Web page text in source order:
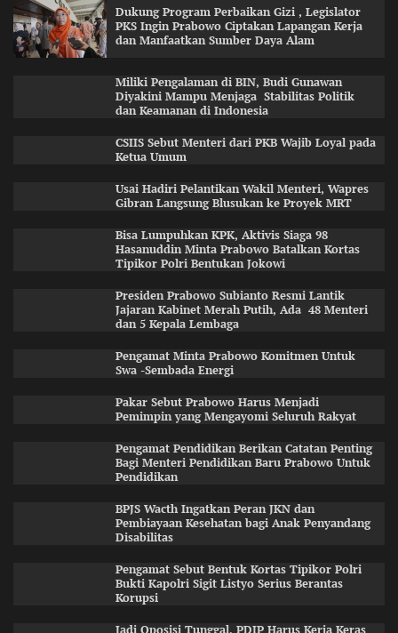
Dukung Program Perbaikan Gizi , Legislator
PKS Ingin Prabowo Ciptakan Lapangan Kerja
dan Manfaatkan Sumber Daya Alam
Miliki Pengalaman di BIN, Budi Gunawan
Diyakini Mampu Menjaga Stabilitas Politik
dan Keamanan di Indonesia
CSIIS Sebut Menteri dari PKB Wajib Loyal pada
Ketua Umum
Usai Hadiri Pelantikan Wakil Menteri, Wapres
Gibran Langsung Blusukan ke Proyek MRT
Bisa Lumpuhkan KPK, Aktivis Siaga 98
Hasanuddin Minta Prabowo Batalkan Kortas
Tipikor Polri Bentukan Jokowi
Presiden Prabowo Subianto Resmi Lantik
Jajaran Kabinet Merah Putih, Ada 48 Menteri
dan 5 Kepala Lembaga
Pengamat Minta Prabowo Komitmen Untuk
Swa -Sembada Energi
Pakar Sebut Prabowo Harus Menjadi
Pemimpin yang Mengayomi Seluruh Rakyat
Pengamat Pendidikan Berikan Catatan Penting
Bagi Menteri Pendidikan Baru Prabowo Untuk
Pendidikan
BPJS Wacth Ingatkan Peran JKN dan
Pembiayaan Kesehatan bagi Anak Penyandang
Disabilitas
Pengamat Sebut Bentuk Kortas Tipikor Polri
Bukti Kapolri Sigit Listyo Serius Berantas
Korupsi
Jadi Oposisi Tunggal, PDIP Harus Kerja Keras